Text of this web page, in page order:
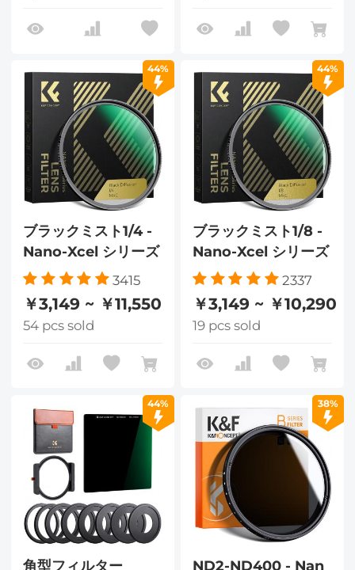
44%
ブラックミスト1/4 -
Nano-Xcel シリーズ
3415
￥3,149 ~ ￥11,550
54 pcs sold
44%
ブラックミスト1/8 -
Nano-Xcel シリーズ
2337
￥3,149 ~ ￥10,290
19 pcs sold
44%
角型フィルター
38%
ND2-ND400 - Nan